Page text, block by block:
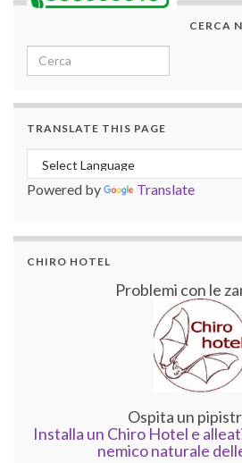
CERCA
Search for:
TRANSLATE THIS PAGE
Powered by Translate
CHIRO HOTEL
Problemi con le
Ospita un
Installa un Chiro Hotel e
nemico naturale